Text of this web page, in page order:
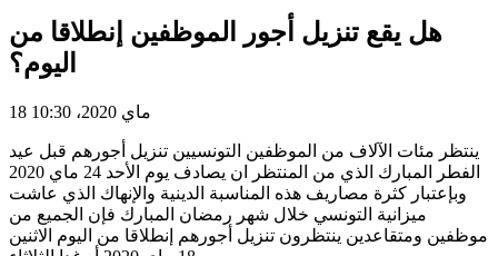
هل يقع تنزيل أجور الموظفين إنطلاقا من
اليوم؟
18 ماي 2020، 10:30
ينتظر مئات الآلاف من الموظفين التونسيين تنزيل أجورهم قبل عيد
الفطر المبارك الذي من المنتظر ان يصادف يوم الأحد 24 ماي 2020
وبإعتبار كثرة مصاريف هذه المناسبة الدينية والإنهاك الذي عاشت
ميزانية التونسي خلال شهر رمضان المبارك فإن الجميع من
موظفين ومتقاعدين ينتظرون تنزيل أجورهم إنطلاقا من اليوم الاثنين